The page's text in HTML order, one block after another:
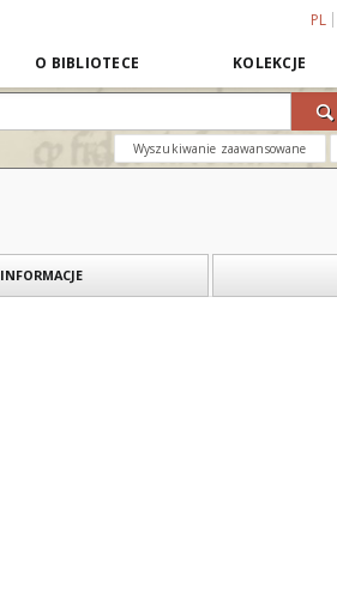
PL
O BIBLIOTECE KOLEKCJE
Wyszukiwanie zaawansowane
INFORMACJE